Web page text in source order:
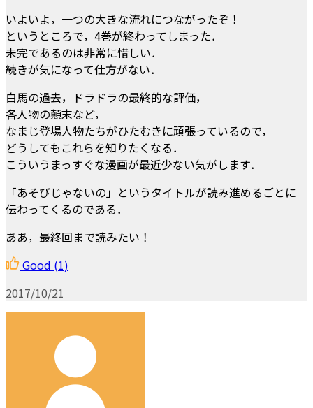
いよいよ，一つの大きな流れにつながったぞ！
というところで，4巻が終わってしまった．
未完であるのは非常に惜しい．
続きが気になって仕方がない．
白馬の過去，ドラドラの最終的な評価，
各人物の顛末など，
なまじ登場人物たちがひたむきに頑張っているので，
どうしてもこれらを知りたくなる．
こういうまっすぐな漫画が最近少ない気がします．
「あそびじゃないの」というタイトルが読み進めるごとに
伝わってくるのである．
ああ，最終回まで読みたい！
Good (1)
2017/10/21